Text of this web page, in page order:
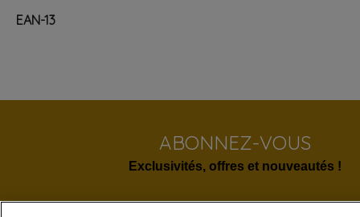
EAN-13
ABONNEZ-VOUS
Exclusivités, offres et nouveautés !